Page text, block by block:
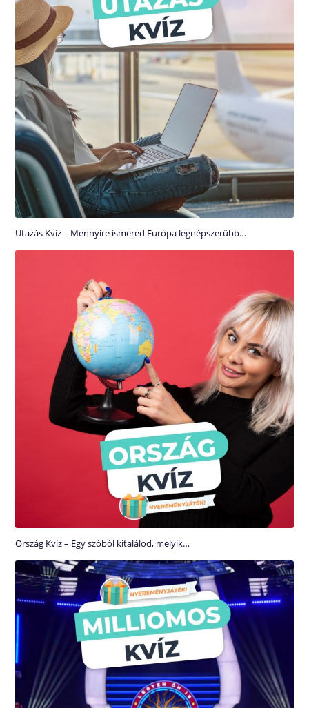
Utazás Kvíz – Mennyire ismered Európa legnépszerűbb…
Ország Kvíz – Egy szóból kitalálod, melyik…